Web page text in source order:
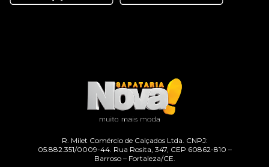
R. Milet Comércio de Calçados Ltda. CNPJ:
05.882.351/0009-44. Rua Rosita, 347, CEP 60862-810 –
Barroso – Fortaleza/CE.